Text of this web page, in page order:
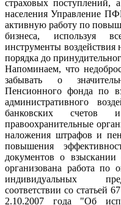
страховых поступлений,
населения Управление
активную работу по
бизнеса, используя
инструменты
порядка до
Напоминаем, что
забывать о
Пенсионного фонда по
административного
банковских
правоохранительные
наложения штрафов и
повышения
документов о
организована работа по
индивидуальных
соответствии со статьей
2.10.2007 года "Об